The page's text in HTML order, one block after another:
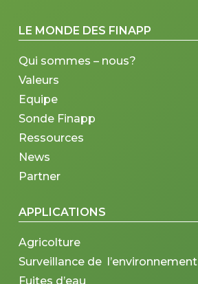
LE MONDE DES FINAPP
Qui sommes – nous?
Valeurs
Equipe
Sonde Finapp
Ressources
News
Partner
APPLICATIONS
Agricolture
Surveillance de l’environnement
Fuites d’eau